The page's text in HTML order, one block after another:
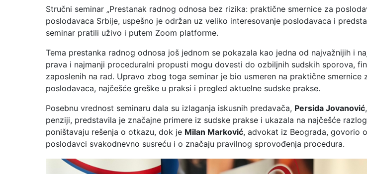
Stručni seminar „Prestanak radnog odnosa bez rizika: praktične smernice za
poslodavaca Srbije, uspešno je održan uz veliko interesovanje poslodavaca i
seminar pratili uživo i putem Zoom platforme.
Tema prestanka radnog odnosa još jednom se pokazala kao jedna od najvažnijih i
prava i najmanji proceduralni propusti mogu dovesti do ozbiljnih sudskih sporova,
zaposlenih na rad. Upravo zbog toga seminar je bio usmeren na praktične smernice
poslodavaca, najčešće greške u praksi i pregled aktuelne sudske prakse.
Posebnu vrednost seminaru dala su izlaganja iskusnih predavača, Persida Jovanović
penziji, predstavila je značajne primere iz sudske prakse i ukazala na najčešće
poništavaju rešenja o otkazu, dok je Milan Marković, advokat iz Beograda, govorio
poslodavci svakodnevno susreću i o značaju pravilnog sprovođenja procedura.